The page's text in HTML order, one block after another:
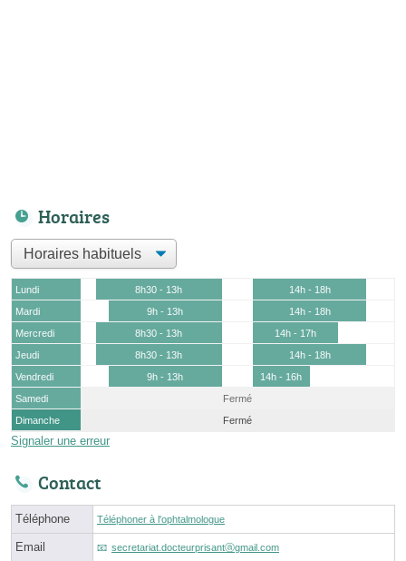
Horaires
Lundi 8h30 - 13h
14h - 18h
Mardi
9h - 13h
14h - 18h
Mercredi
8h30 - 13h
14h - 17h
Jeudi
8h30 - 13h
14h - 18h
Vendredi
9h - 13h
14h - 16h
Samedi
Fermé
Dimanche
Fermé
Signaler une erreur
Contact
Téléphone Téléphoner à l'ophtalmologue
Email secretariat.docteurprisantⓐgmail.com